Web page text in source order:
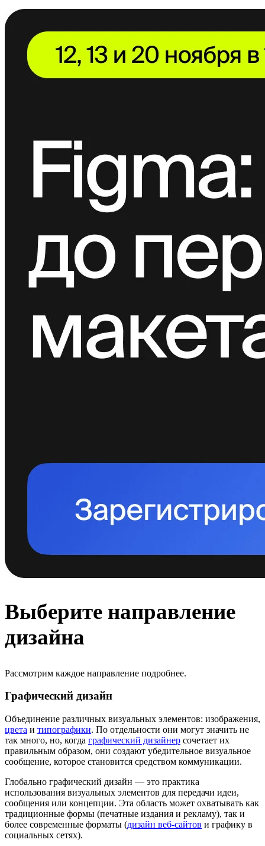
Выберите направление
дизайна
Рассмотрим каждое направление подробнее.
Графический дизайн
Объединение различных визуальных элементов: изображения,
цвета и типографики. По отдельности они могут значить не
так много, но, когда графический дизайнер сочетает их
правильным образом, они создают убедительное визуальное
сообщение, которое становится средством коммуникации.
Глобально графический дизайн — это практика
использования визуальных элементов для передачи идеи,
сообщения или концепции. Эта область может охватывать как
традиционные формы (печатные издания и рекламу), так и
более современные форматы (дизайн веб-сайтов и графику в
социальных сетях).